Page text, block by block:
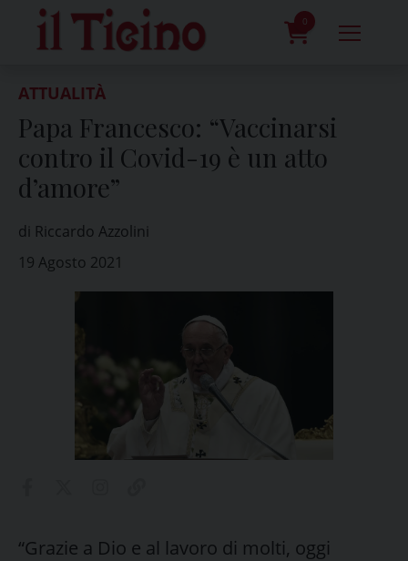
content
0
ATTUALITÀ
Papa Francesco: “Vaccinarsi
contro il Covid-19 è un atto
d’amore”
di Riccardo Azzolini
19 Agosto 2021
“Grazie a Dio e al lavoro di molti, oggi